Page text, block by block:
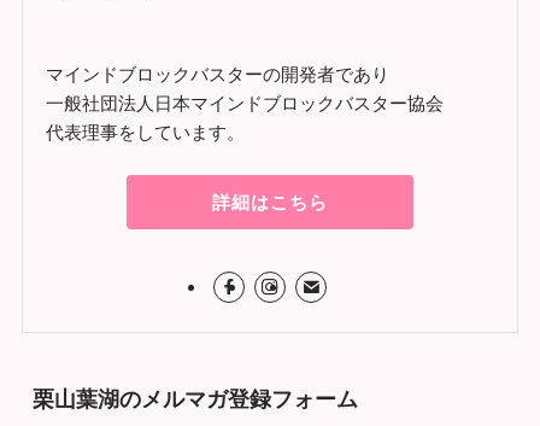
マインドブロックバスターの開発者であり
一般社団法人日本マインドブロックバスター協会
代表理事をしています。
詳細はこちら
栗山葉湖のメルマガ登録フォーム